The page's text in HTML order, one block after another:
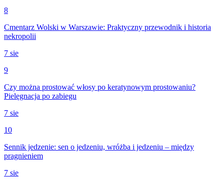
8
Cmentarz Wolski w Warszawie: Praktyczny przewodnik i historia
nekropolii
7 sie
9
Czy można prostować włosy po keratynowym prostowaniu?
Pielęgnacja po zabiegu
7 sie
10
Sennik jedzenie: sen o jedzeniu, wróżba i jedzeniu – między
pragnieniem
7 sie